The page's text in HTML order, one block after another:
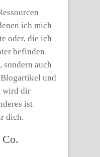
ich mich
oder, die ich
befinden
sondern auch
und
wird dir
ist
dich.